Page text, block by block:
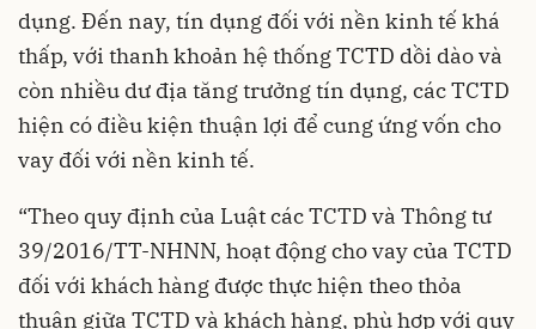
dụng. Đến nay, tín dụng đối với nền kinh tế khá
thấp, với thanh khoản hệ thống TCTD dồi dào và
còn nhiều dư địa tăng trưởng tín dụng, các TCTD
hiện có điều kiện thuận lợi để cung ứng vốn cho
vay đối với nền kinh tế.
“Theo quy định của Luật các TCTD và Thông tư
39/2016/TT-NHNN, hoạt động cho vay của TCTD
đối với khách hàng được thực hiện theo thỏa
thuận giữa TCTD và khách hàng, phù hợp với quy